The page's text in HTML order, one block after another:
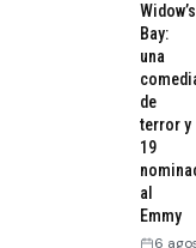
Widow’s
Bay:
una
de
terror y
19
al
Emmy
6